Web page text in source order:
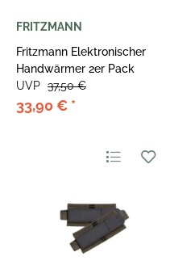
FRITZMANN
Fritzmann Elektronischer
Handwärmer 2er Pack
33,90 € *
UVP 37,50 €